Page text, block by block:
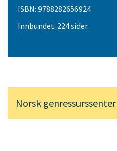
ISBN: 9788282656924
Innbundet. 224 sider.
Norsk genressurssenter